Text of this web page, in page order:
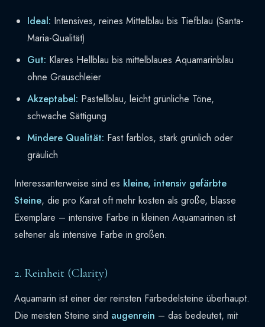
Ideal: Intensives, reines Mittelblau bis Tiefblau (Santa-
Maria-Qualität)
Gut: Klares Hellblau bis mittelblaues Aquamarinblau
ohne Grauschleier
Akzeptabel: Pastellblau, leicht grünliche Töne,
schwache Sättigung
Mindere Qualität: Fast farblos, stark grünlich oder
gräulich
Interessanterweise sind es kleine, intensiv gefärbte
Steine, die pro Karat oft mehr kosten als große, blasse
Exemplare – intensive Farbe in kleinen Aquamarinen ist
seltener als intensive Farbe in großen.
2. Reinheit (Clarity)
Aquamarin ist einer der reinsten Farbedelsteine überhaupt.
Die meisten Steine sind augenrein – das bedeutet, mit